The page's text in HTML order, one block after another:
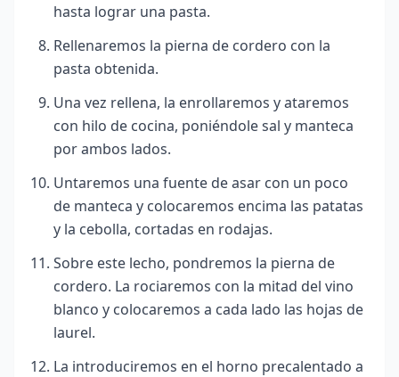
hasta lograr una pasta.
Rellenaremos la pierna de cordero con la
pasta obtenida.
Una vez rellena, la enrollaremos y ataremos
con hilo de cocina, poniéndole sal y manteca
por ambos lados.
Untaremos una fuente de asar con un poco
de manteca y colocaremos encima las patatas
y la cebolla, cortadas en rodajas.
Sobre este lecho, pondremos la pierna de
cordero. La rociaremos con la mitad del vino
blanco y colocaremos a cada lado las hojas de
laurel.
La introduciremos en el horno precalentado a